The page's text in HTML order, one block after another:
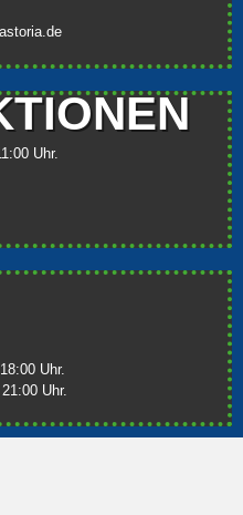
Uhr.
Uhr.
Uhr.